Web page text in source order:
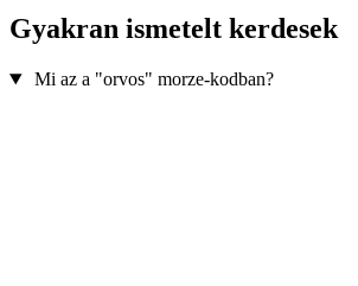
Gyakran ismetelt kerdesek
Mi az a "orvos" morze-kodban?